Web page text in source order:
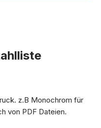
z.B Monochrom für
von PDF Dateien.